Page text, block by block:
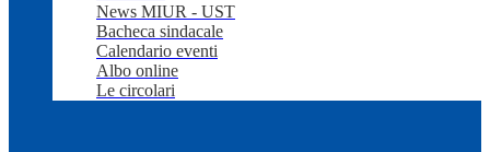
News MIUR - UST
Bacheca sindacale
Calendario eventi
Albo online
Le circolari